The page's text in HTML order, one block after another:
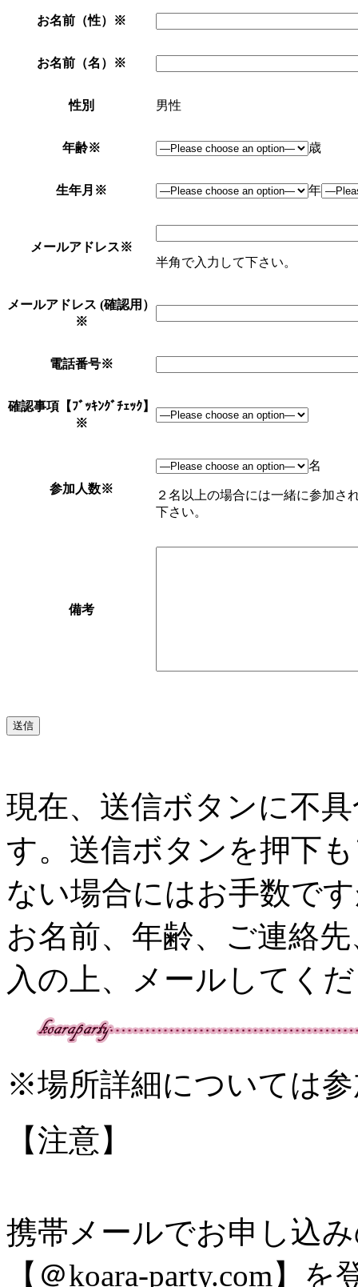
お名前（性） ※
お名前（名） ※
性別 男性
年齢※ 歳
生年月 ※ 年
メールアドレス※
半角で入力して下さい。
メールアドレス (確認用）
※
電話番号※
確認事項【ﾌﾞｯｷﾝｸﾞﾁｪｯｸ】
※
参加人数※
名
２名以上の場合には一緒に参加さ
下さい。
備考
現在、送信ボタンに不
す。送信ボタンを押下
ない場合にはお手数で
お名前、年齢、ご連絡
入の上、メールしてく
※場所詳細については
【注意】
携帯メールでお申し込
【＠koara-party.com】